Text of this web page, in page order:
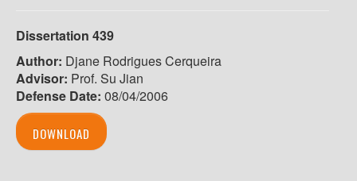
Dissertation 439
Author: Djane Rodrigues Cerqueira
Advisor: Prof. Su Jian
Defense Date: 08/04/2006
DOWNLOAD